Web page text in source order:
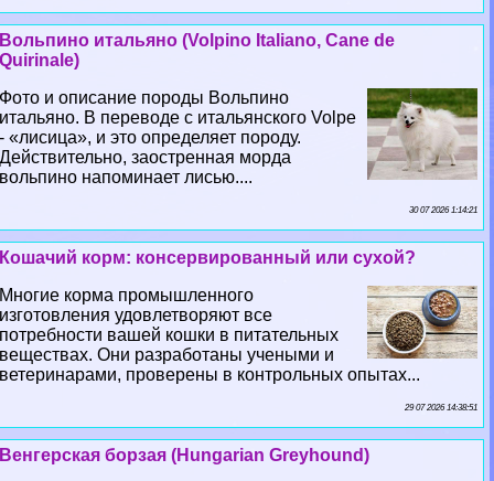
Вольпино итальяно (Volpino Italiano, Cane de
Quirinale)
Фото и описание породы Вольпино
итальяно. В переводе с итальянского Volpe
- «лисица», и это определяет породу.
Действительно, заостренная морда
вольпино напоминает лисью....
30 07 2026 1:14:21
Кошачий корм: консервированный или сухой?
Многие корма промышленного
изготовления удовлетворяют все
потребности вашей кошки в питательных
веществах. Они разработаны учеными и
ветеринарами, проверены в контрольных опытах...
29 07 2026 14:38:51
Венгерская борзая (Hungarian Greyhound)